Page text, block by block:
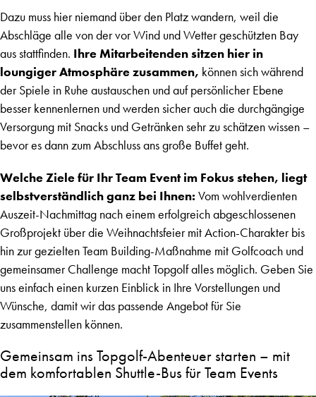
Dazu muss hier niemand über den Platz wandern, weil die
Abschläge alle von der vor Wind und Wetter geschützten Bay
aus stattfinden. Ihre Mitarbeitenden sitzen hier in
loungiger Atmosphäre zusammen, können sich während
der Spiele in Ruhe austauschen und auf persönlicher Ebene
besser kennenlernen und werden sicher auch die durchgängige
Versorgung mit Snacks und Getränken sehr zu schätzen wissen –
bevor es dann zum Abschluss ans große Buffet geht.
Welche Ziele für Ihr Team Event im Fokus stehen, liegt
selbstverständlich ganz bei Ihnen: Vom wohlverdienten
Auszeit-Nachmittag nach einem erfolgreich abgeschlossenen
Großprojekt über die Weihnachtsfeier mit Action-Charakter bis
hin zur gezielten Team Building-Maßnahme mit Golfcoach und
gemeinsamer Challenge macht Topgolf alles möglich. Geben Sie
uns einfach einen kurzen Einblick in Ihre Vorstellungen und
Wünsche, damit wir das passende Angebot für Sie
zusammenstellen können.
Gemeinsam ins Topgolf-Abenteuer starten – mit
dem komfortablen Shuttle-Bus für Team Events